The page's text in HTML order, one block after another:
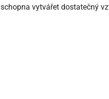
schopna vytvářet dostatečný